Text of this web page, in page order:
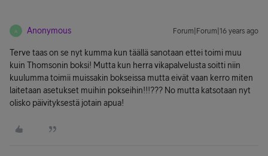
A Anonymous Forum|Forum|16 years ago
Terve taas on se nyt kumma kun täällä sanotaan ettei toimi muu
kuin Thomsonin boksi! Mutta kun herra vikapalvelusta soitti niin
kuulumma toimii muissakin bokseissa mutta eivät vaan kerro miten
laitetaan asetukset muihin pokseihin!!!??? No mutta katsotaan nyt
olisko päivityksestä jotain apua!